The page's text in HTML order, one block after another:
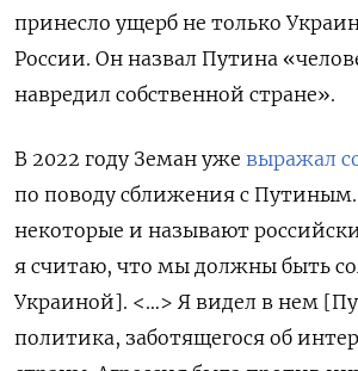
принесло ущерб не только
России. Он назвал Путина
навредил собственной стране».
В 2022 году Земан уже выражал
по поводу сближения с
некоторые и называют
я считаю, что мы должны быть
Украиной]. <…> Я видел в нем
политика, заботящегося об